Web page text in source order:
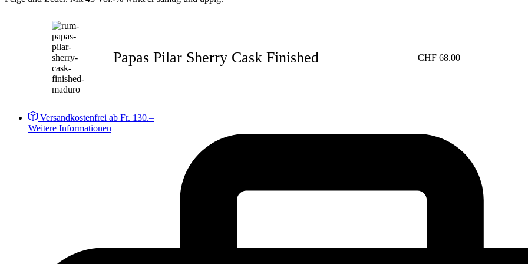
Papas Pilar Sherry Cask Finished CHF 68.00
Versandkostenfrei ab Fr. 130.–
Weitere Informationen